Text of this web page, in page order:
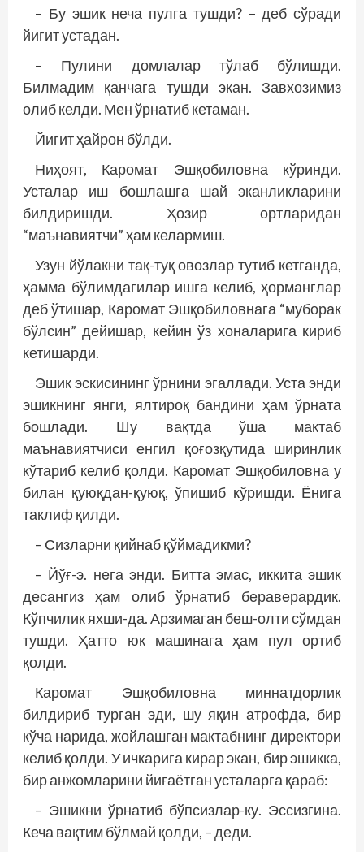
– Бу эшик неча пулга тушди? – деб сўради
йигит устадан.
– Пулини домлалар тўлаб бўлишди.
Билмадим қанчага тушди экан. Завхозимиз
олиб келди. Мен ўрнатиб кетаман.
Йигит ҳайрон бўлди.
Ниҳоят, Каромат Эшқобиловна кўринди.
Усталар иш бошлашга шай эканликларини
билдиришди. Ҳозир ортларидан
“маънавиятчи” ҳам келармиш.
Узун йўлакни тақ-туқ овозлар тутиб кетганда,
ҳамма бўлимдагилар ишга келиб, ҳорманглар
деб ўтишар, Каромат Эшқобиловнага “муборак
бўлсин” дейишар, кейин ўз хоналарига кириб
кетишарди.
Эшик эскисининг ўрнини эгаллади. Уста энди
эшикнинг янги, ялтироқ бандини ҳам ўрната
бошлади. Шу вақтда ўша мактаб
маънавиятчиси енгил қоғозқутида ширинлик
кўтариб келиб қолди. Каромат Эшқобиловна у
билан қуюқдан-қуюқ, ўпишиб кўришди. Ёнига
таклиф қилди.
– Сизларни қийнаб қўймадикми?
– Йўғ-э. нега энди. Битта эмас, иккита эшик
десангиз ҳам олиб ўрнатиб бераверардик.
Кўпчилик яхши-да. Арзимаган беш-олти сўмдан
тушди. Ҳатто юк машинага ҳам пул ортиб
қолди.
Каромат Эшқобиловна миннатдорлик
билдириб турган эди, шу яқин атрофда, бир
кўча нарида, жойлашган мактабнинг директори
келиб қолди. У ичкарига кирар экан, бир эшикка,
бир анжомларини йиғаётган усталарга қараб:
– Эшикни ўрнатиб бўпсизлар-ку. Эссизгина.
Кеча вақтим бўлмай қолди, – деди.